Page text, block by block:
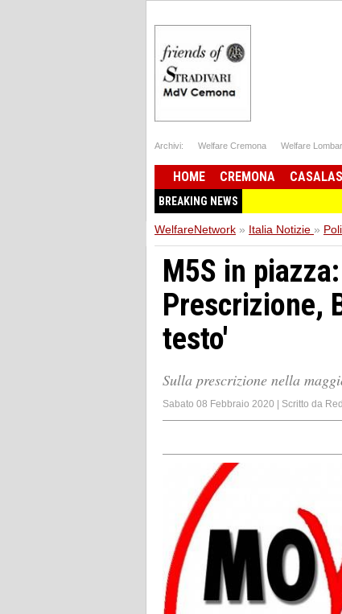
Archivi: Welfare Cremona Welfare
HOME CREMONA
BREAKING NEWS
WelfareNetwork » Italia Notizie »
M5S in
Prescrizione,
testo'
Sulla prescrizione nella
Sabato 08 Febbraio 2020 | Scritto da